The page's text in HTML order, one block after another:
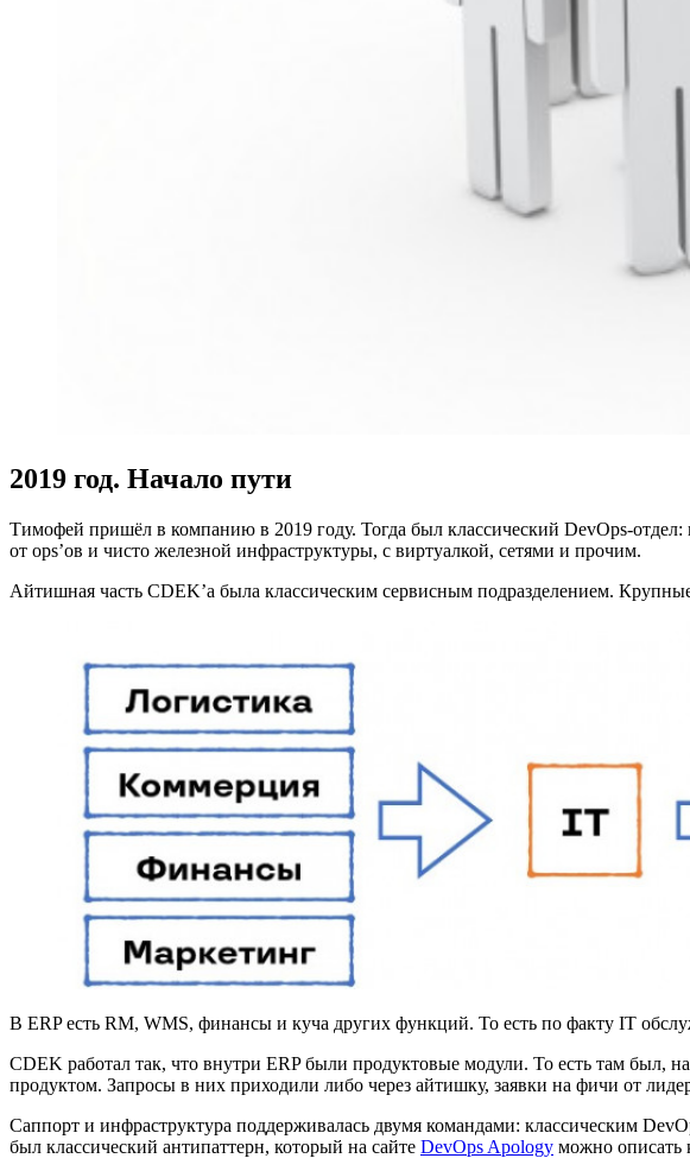
2019 год. Начало пути
Тимофей пришёл в компанию в 2019 году. Тогда был классический DevOps-отдел:
от ops’ов и чисто железной инфраструктуры, с виртуалкой, сетями и прочим.
Айтишная часть CDEK’а была классическим сервисным подразделением.
В ERP есть RM, WMS, финансы и куча других функций. То есть по факту IT
CDEK работал так, что внутри ERP были продуктовые модули. То есть там был,
продуктом. Запросы в них приходили либо через айтишку, заявки на фичи от
Cаппорт и инфраструктура поддерживалась двумя командами: классическим
был классический антипаттерн, который на сайте DevOps Apology можно описать